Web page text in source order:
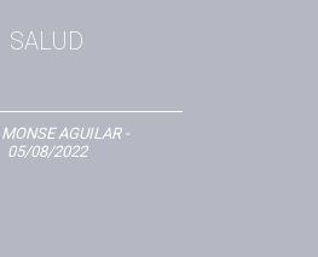
SALUD
MONSE AGUILAR-
05/08/2022